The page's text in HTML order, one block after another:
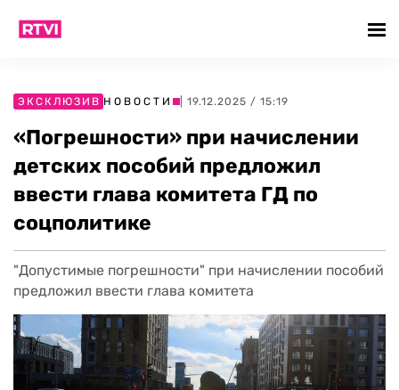
ЭКСКЛЮЗИВ НОВОСТИ | 19.12.2025 / 15:19
«Погрешности» при начислении
детских пособий предложил
ввести глава комитета ГД по
соцполитике
"Допустимые погрешности" при начислении пособий
предложил ввести глава комитета